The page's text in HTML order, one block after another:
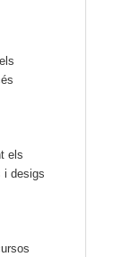
els
i desigs